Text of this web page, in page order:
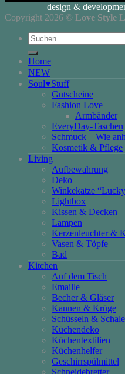
design &
Copyright 2026 © Love Style
Suchen
nach:
Home
NEW
Soul♥Stuff
Gutscheine
Fashion Love
Armbänder
EveryDay-Taschen
Schmuck – Wie
Kosmetik & Pflege
Living
Aufbewahrung
Deko
Winkekatze
Lightbox
Kissen & Decken
Lampen
Kerzenleuchter &
Vasen & Töpfe
Bad
Kitchen
Auf dem Tisch
Emaille
Becher & Gläser
Kannen & Krüge
Schüsseln &
Küchendeko
Küchentextilien
Küchenhelfer
Geschirrspülmittel